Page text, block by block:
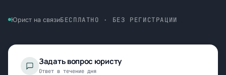
Юрист на связиБЕСПЛАТНО · БЕЗ РЕГИСТРАЦИИ
Задать вопрос юристу
Ответ в течение дня